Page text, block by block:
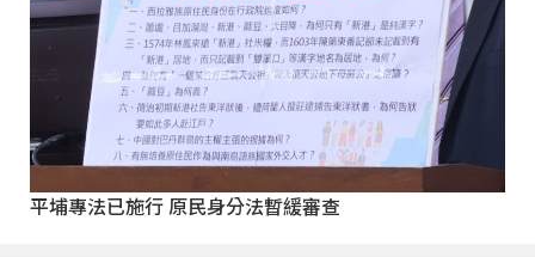
平埔專法已施行 原民身分法暫緩審查